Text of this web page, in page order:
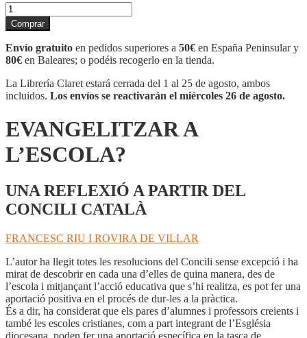
EVANGELITZAR
A
L'ESCOLA?
cantidad
Comprar
Envío gratuito en pedidos superiores a 50€ en España Peninsular y
80€ en Baleares; o podéis recogerlo en la tienda.
La Librería Claret estará cerrada del 1 al 25 de agosto, ambos
incluidos. Los envíos se reactivarán el miércoles 26 de agosto.
EVANGELITZAR A
L’ESCOLA?
UNA REFLEXIÓ A PARTIR DEL
CONCILI CATALÀ
FRANCESC RIU I ROVIRA DE VILLAR
L’autor ha llegit totes les resolucions del Concili sense excepció i ha
mirat de descobrir en cada una d’elles de quina manera, des de
l’escola i mitjançant l’acció educativa que s’hi realitza, es pot fer una
aportació positiva en el procés de dur-les a la pràctica.
És a dir, ha considerat que els pares d’alumnes i professors creients i
també les escoles cristianes, com a part integrant de l’Església